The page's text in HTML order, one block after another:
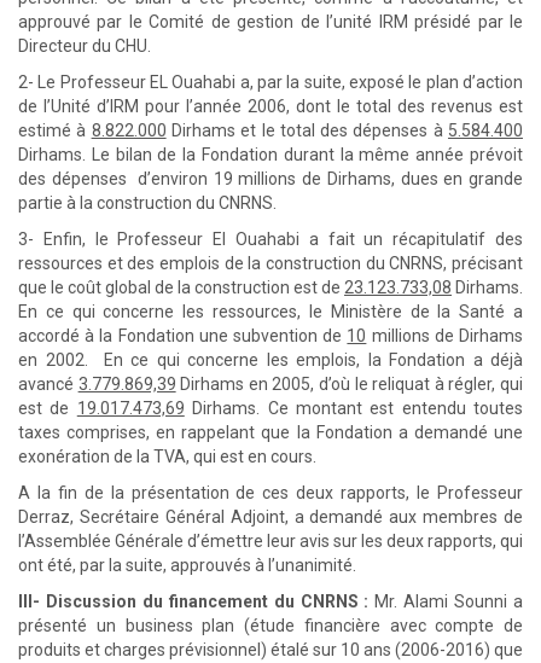
approuvé par le Comité de gestion de l’unité IRM présidé par le
Directeur du CHU.
2- Le Professeur EL Ouahabi a, par la suite, exposé le plan d’action
de l’Unité d’IRM pour l’année 2006, dont le total des revenus est
estimé à 8.822.000 Dirhams et le total des dépenses à 5.584.400
Dirhams. Le bilan de la Fondation durant la même année prévoit
des dépenses d’environ 19 millions de Dirhams, dues en grande
partie à la construction du CNRNS.
3- Enfin, le Professeur El Ouahabi a fait un récapitulatif des
ressources et des emplois de la construction du CNRNS, précisant
que le coût global de la construction est de 23.123.733,08 Dirhams.
En ce qui concerne les ressources, le Ministère de la Santé a
accordé à la Fondation une subvention de 10 millions de Dirhams
en 2002. En ce qui concerne les emplois, la Fondation a déjà
avancé 3.779.869,39 Dirhams en 2005, d’où le reliquat à régler, qui
est de 19.017.473,69 Dirhams. Ce montant est entendu toutes
taxes comprises, en rappelant que la Fondation a demandé une
exonération de la TVA, qui est en cours.
A la fin de la présentation de ces deux rapports, le Professeur
Derraz, Secrétaire Général Adjoint, a demandé aux membres de
l’Assemblée Générale d’émettre leur avis sur les deux rapports, qui
ont été, par la suite, approuvés à l’unanimité.
III- Discussion du financement du CNRNS : Mr. Alami Sounni a
présenté un business plan (étude financière avec compte de
produits et charges prévisionnel) étalé sur 10 ans (2006-2016) que